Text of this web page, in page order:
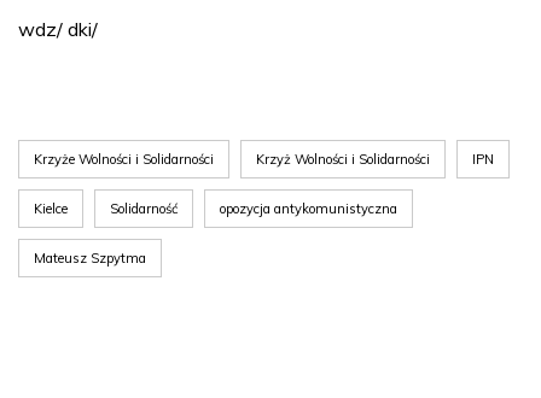
wdz/ dki/
Krzyże Wolności i Solidarności Krzyż Wolności i Solidarności IPN
Kielce Solidarność opozycja antykomunistyczna
Mateusz Szpytma